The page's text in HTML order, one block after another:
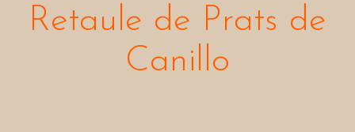
Retaule de Prats de
Canillo